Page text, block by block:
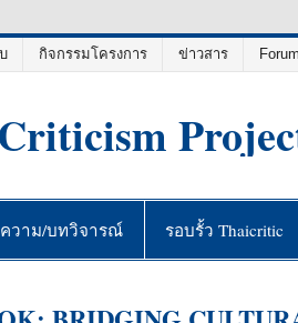
กิจกรรมโครงการ ข่าวสาร
วาม/บทวิจารณ์ รอบรั้ว Thaicritic